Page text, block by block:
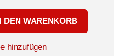
DEN WARENKORB
hinzufügen